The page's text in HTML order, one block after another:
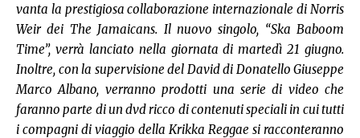
vanta la prestigiosa collaborazione internazionale di Norris
Weir dei The Jamaicans. Il nuovo singolo, “Ska Baboom
Time”, verrà lanciato nella giornata di martedì 21 giugno.
Inoltre, con la supervisione del David di Donatello Giuseppe
Marco Albano, verranno prodotti una serie di video che
faranno parte di un dvd ricco di contenuti speciali in cui tutti
i compagni di viaggio della Krikka Reggae si racconteranno